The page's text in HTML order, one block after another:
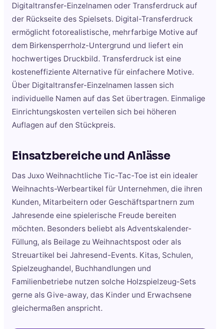
Digitaltransfer-Einzelnamen oder Transferdruck auf
der Rückseite des Spielsets. Digital-Transferdruck
ermöglicht fotorealistische, mehrfarbige Motive auf
dem Birkensperrholz-Untergrund und liefert ein
hochwertiges Druckbild. Transferdruck ist eine
kosteneffiziente Alternative für einfachere Motive.
Über Digitaltransfer-Einzelnamen lassen sich
individuelle Namen auf das Set übertragen. Einmalige
Einrichtungskosten verteilen sich bei höheren
Auflagen auf den Stückpreis.
Einsatzbereiche und Anlässe
Das Juxo Weihnachtliche Tic-Tac-Toe ist ein idealer
Weihnachts-Werbeartikel für Unternehmen, die ihren
Kunden, Mitarbeitern oder Geschäftspartnern zum
Jahresende eine spielerische Freude bereiten
möchten. Besonders beliebt als Adventskalender-
Füllung, als Beilage zu Weihnachtspost oder als
Streuartikel bei Jahresend-Events. Kitas, Schulen,
Spielzeughandel, Buchhandlungen und
Familienbetriebe nutzen solche Holzspielzeug-Sets
gerne als Give-away, das Kinder und Erwachsene
gleichermaßen anspricht.